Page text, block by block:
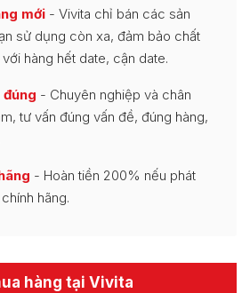
mới - Vivita chỉ bán các sản
sử dụng còn xa, đảm bảo chất
hàng hết date, cận date.
- Chuyên nghiệp và chân
tư vấn đúng vấn đề, đúng hàng,
- Hoàn tiền 200% nếu phát
hãng.
hàng tại Vivita